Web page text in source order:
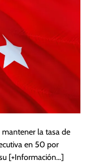
mantener la tasa de
en 50 por
[+Información…]